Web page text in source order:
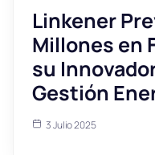
Linkener
Millones en
su
Gestión
3 Julio 2025